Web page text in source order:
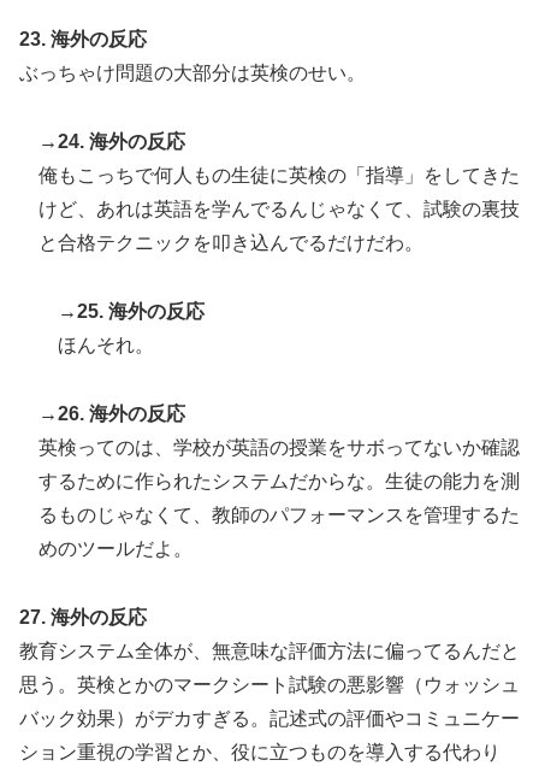
23. 海外の反応
ぶっちゃけ問題の大部分は英検のせい。
→24. 海外の反応
俺もこっちで何人もの生徒に英検の「指導」をしてきた
けど、あれは英語を学んでるんじゃなくて、試験の裏技
と合格テクニックを叩き込んでるだけだわ。
→25. 海外の反応
ほんそれ。
→26. 海外の反応
英検ってのは、学校が英語の授業をサボってないか確認
するために作られたシステムだからな。生徒の能力を測
るものじゃなくて、教師のパフォーマンスを管理するた
めのツールだよ。
27. 海外の反応
教育システム全体が、無意味な評価方法に偏ってるんだと
思う。英検とかのマークシート試験の悪影響（ウォッシュ
バック効果）がデカすぎる。記述式の評価やコミュニケー
ション重視の学習とか、役に立つものを導入する代わり